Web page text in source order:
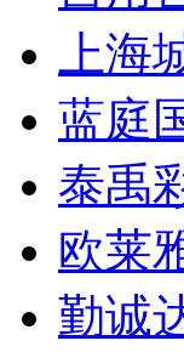
上海
蓝庭
泰禹
欧莱
勤诚